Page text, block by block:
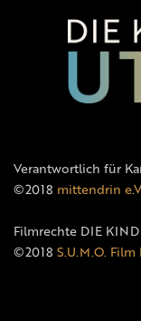
Verantwortlich für
©2018 mittendrin
Filmrechte DIE
©2018 S.U.M.O.